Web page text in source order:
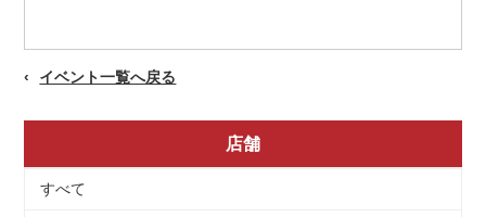
イベント一覧へ戻る
店舗
すべて